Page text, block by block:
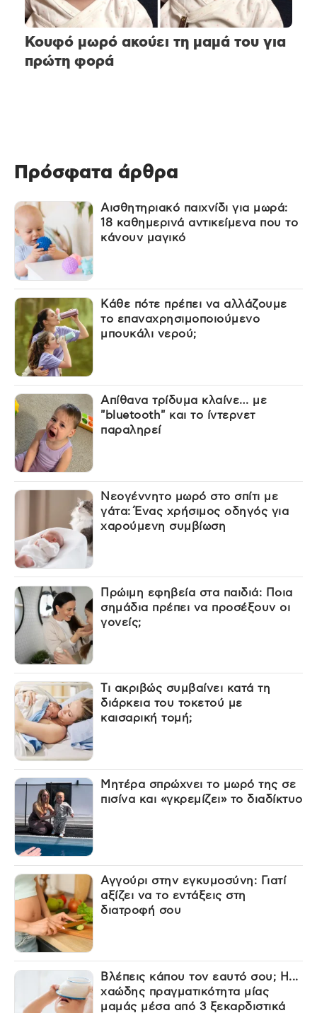
Κουφό μωρό ακούει τη μαμά του για
πρώτη φορά
Πρόσφατα άρθρα
Αισθητηριακό παιχνίδι για μωρά:
18 καθημερινά αντικείμενα που το
κάνουν μαγικό
Κάθε πότε πρέπει να αλλάζουμε
το επαναχρησιμοποιούμενο
μπουκάλι νερού;
Απίθανα τρίδυμα κλαίνε… με
"bluetooth" και το ίντερνετ
παραληρεί
Νεογέννητο μωρό στο σπίτι με
γάτα: Ένας χρήσιμος οδηγός για
χαρούμενη συμβίωση
Πρώιμη εφηβεία στα παιδιά: Ποια
σημάδια πρέπει να προσέξουν οι
γονείς;
Τι ακριβώς συμβαίνει κατά τη
διάρκεια του τοκετού με
καισαρική τομή;
Μητέρα σπρώχνει το μωρό της σε
πισίνα και «γκρεμίζει» το διαδίκτυο
Αγγούρι στην εγκυμοσύνη: Γιατί
αξίζει να το εντάξεις στη
διατροφή σου
Βλέπεις κάπου τον εαυτό σου; Η...
χαώδης πραγματικότητα μίας
μαμάς μέσα από 3 ξεκαρδιστικά